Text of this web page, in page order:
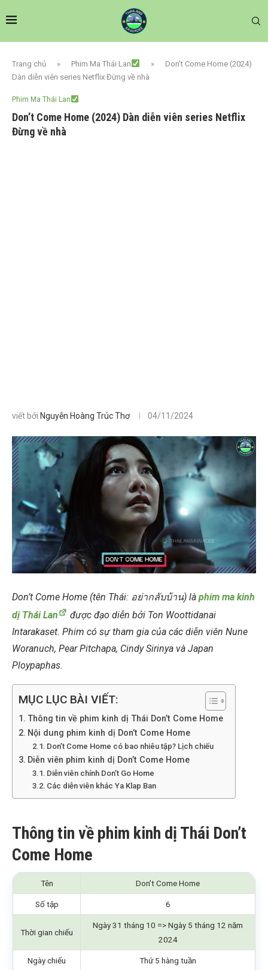
Trang chủ » Phim Ma Thái Lan »
Don’t Come Home (2024)
Dàn diễn viên series Netflix Đừng về nhà
Phim Ma Thái Lan
Don’t Come Home (2024) Dàn diễn viên series Netflix
Đừng về nhà
viết bởi Nguyễn Hoàng Trúc Thơ 04/11/2024
Don’t Come Home (tên Thái: อย่ากลับบ้าน) là phim ma kinh
dị Thái Lan
được đạo diễn bởi Ton Woottidanai
Intarakaset. Phim có sự tham gia của các diễn viên Nune
Woranuch, Pear Pitchapa, Cindy Sirinya và Japan
Ploypaphas.
MỤC LỤC BÀI VIẾT:
Thông tin về phim kinh dị Thái Don’t Come Home
Nội dung phim kinh dị Don’t Come Home
Don’t Come Home có bao nhiêu tập? Lịch chiếu
Diễn viên phim kinh dị Don’t Come Home
Diễn viên chính Don’t Go Home
Các diễn viên khác Ya Klap Ban
Thông tin về phim kinh dị Thái Don’t
Come Home
Tên Don’t Come Home
Số tập 6
Thời gian chiếu
Ngày 31 tháng 10 => Ngày 5 tháng 12 năm
2024
Ngày chiếu Thứ 5 hàng tuần